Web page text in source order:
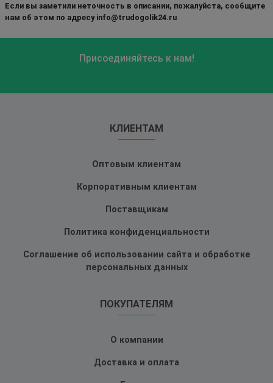
Если вы заметили неточность в описании, пожалуйста, сообщите
нам об этом по адресу info@trudogolik24.ru
Присоединяйтесь к нам!
КЛИЕНТАМ
Оптовым клиентам
Корпоративным клиентам
Поставщикам
Политика конфиденциальности
Соглашение об использовании сайта и обработке
персональных данных
ПОКУПАТЕЛЯМ
О компании
Доставка и оплата